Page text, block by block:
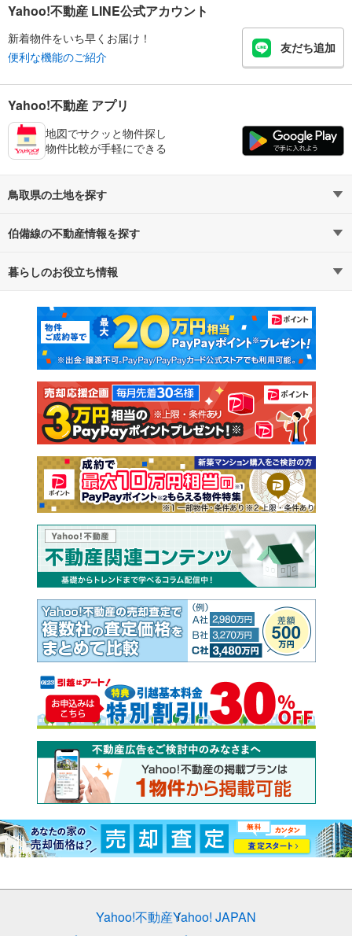
Yahoo!不動産 LINE公式アカウント
新着物件をいち早くお届け！
便利な機能のご紹介
友だち追加
Yahoo!不動産 アプリ
地図でサクッと物件探し
物件比較が手軽にできる
鳥取県の土地を探す
路線・駅から探す
通勤・通学時間から探す
伯備線の不動産情報を探す
不動産・住宅
新築マンション 中古マンション
新築一戸建て 中古一戸建て
注文住宅 土地
売却査定
暮らしのお役立ち情報
マンションカタログ 教えて！住まいの先生
Yahoo!不動産Yahoo! JAPAN